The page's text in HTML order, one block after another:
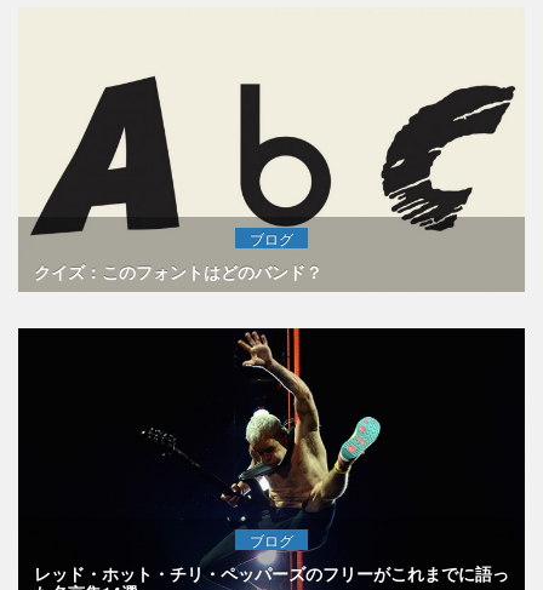
ブログ
クイズ：このフォントはどのバンド？
ブログ
レッド・ホット・チリ・ペッパーズのフリーがこれまでに語っ